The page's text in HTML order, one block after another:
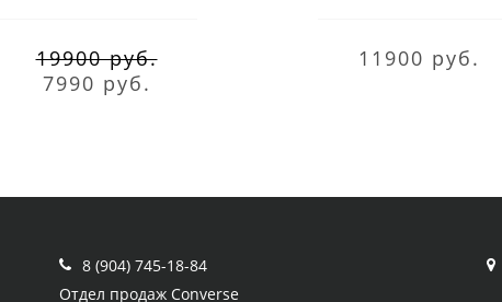
19900 руб.
7990 руб.
11900 руб.
8 (904) 745-18-84
Отдел продаж Converse